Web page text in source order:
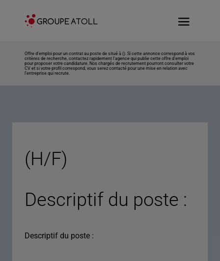
Offre d’emploi pour un contrat au poste de situé à (). Si cette annonce correspond à vos
critères de recherche, contactez rapidement l’agence qui publie cette offre d’emploi
pour proposer votre candidature. Nos chargés de recrutement pourront consulter votre
CV et si votre profil correspond, vous serez contacté pour une mise en relation avec
l’entreprise qui recrute.
(H/F)
Descriptif du poste :
Descriptif du poste :